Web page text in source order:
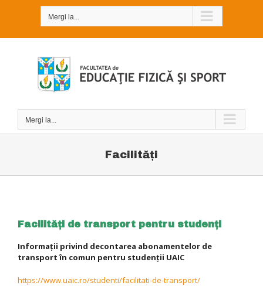
Mergi la...
Mergi la...
Facilități
Facilități de transport pentru studenți
Informații privind decontarea abonamentelor de
transport în comun pentru studenții UAIC
https://www.uaic.ro/studenti/facilitati-de-transport/